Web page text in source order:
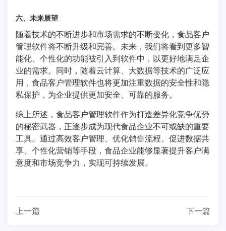
六、未来展望
随着技术的不断进步和市场需求的不断变化，食品客户
管理软件将不断升级和完善。未来，我们将看到更多智
能化、个性化的功能被引入到软件中，以更好地满足企
业的需求。同时，随着云计算、大数据等技术的广泛应
用，食品客户管理软件也将更加注重数据的安全性和隐
私保护，为企业提供更加安全、可靠的服务。
综上所述，食品客户管理软件作为打造差异化竞争优势
的秘密武器，正逐步成为现代食品企业不可或缺的重要
工具。通过高效客户管理、优化销售流程、促进数据共
享、个性化营销等手段，食品企业能够显著提升客户满
意度和市场竞争力，实现可持续发展。
上一篇 下一篇